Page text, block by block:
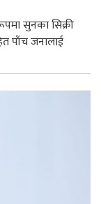
सुनका सिक्री
पाँच जनालाई